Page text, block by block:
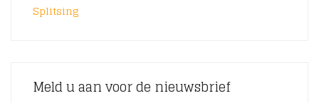
Splitsing
Meld u aan voor de nieuwsbrief